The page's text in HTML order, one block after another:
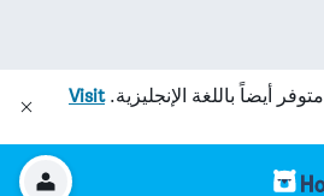
متوفر أيضاً باللغة الإنجليزية.Visit